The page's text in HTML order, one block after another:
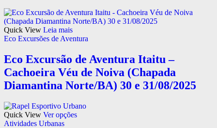
Quick View Leia mais
Eco Excursões de Aventura
Eco Excursão de Aventura Itaitu –
Cachoeira Véu de Noiva (Chapada
Diamantina Norte/BA) 30 e 31/08/2025
Quick View Ver opções
Atividades Urbanas